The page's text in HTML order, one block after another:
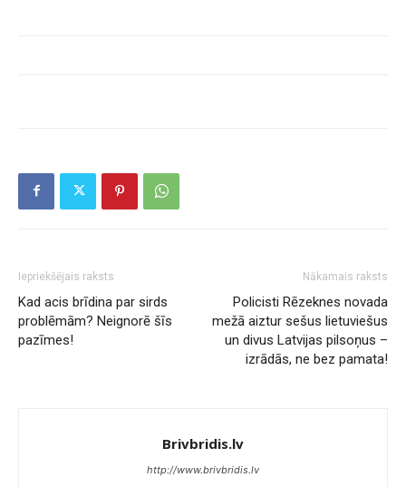
Iepriekšējais raksts
Kad acis brīdina par sirds
problēmām? Neignorē šīs
pazīmes!
Nākamais raksts
Policisti Rēzeknes novada
mežā aiztur sešus lietuviešus
un divus Latvijas pilsoņus –
izrādās, ne bez pamata!
Brivbridis.lv
http://www.brivbridis.lv